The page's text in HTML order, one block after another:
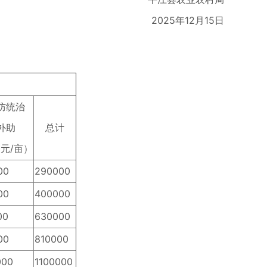
2025年12月15日
统治
助
/亩）
总计
290000
400000
630000
810000
1100000